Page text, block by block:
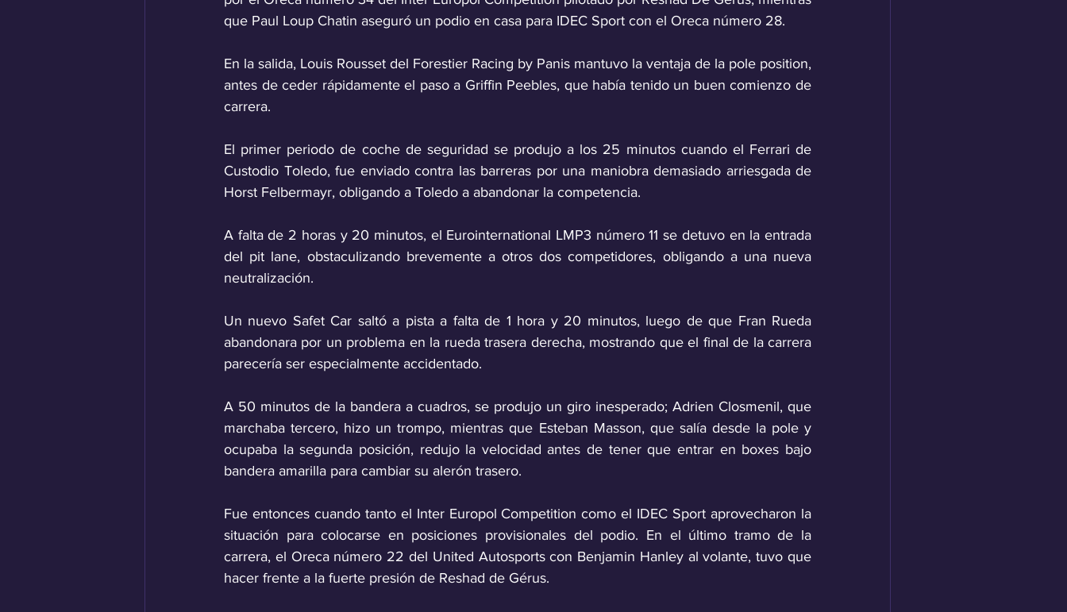
que Paul Loup Chatin aseguró un podio en casa para IDEC Sport con el Oreca número 28.
En la salida, Louis Rousset del Forestier Racing by Panis mantuvo la ventaja de la pole position,
antes de ceder rápidamente el paso a Griffin Peebles, que había tenido un buen comienzo de
carrera.
El primer periodo de coche de seguridad se produjo a los 25 minutos cuando el Ferrari de
Custodio Toledo, fue enviado contra las barreras por una maniobra demasiado arriesgada de
Horst Felbermayr, obligando a Toledo a abandonar la competencia.
A falta de 2 horas y 20 minutos, el Eurointernational LMP3 número 11 se detuvo en la entrada
del pit lane, obstaculizando brevemente a otros dos competidores, obligando a una nueva
neutralización.
Un nuevo Safet Car saltó a pista a falta de 1 hora y 20 minutos, luego de que Fran Rueda
abandonara por un problema en la rueda trasera derecha, mostrando que el final de la carrera
parecería ser especialmente accidentado.
A 50 minutos de la bandera a cuadros, se produjo un giro inesperado; Adrien Closmenil, que
marchaba tercero, hizo un trompo, mientras que Esteban Masson, que salía desde la pole y
ocupaba la segunda posición, redujo la velocidad antes de tener que entrar en boxes bajo
bandera amarilla para cambiar su alerón trasero.
Fue entonces cuando tanto el Inter Europol Competition como el IDEC Sport aprovecharon la
situación para colocarse en posiciones provisionales del podio. En el último tramo de la
carrera, el Oreca número 22 del United Autosports con Benjamin Hanley al volante, tuvo que
hacer frente a la fuerte presión de Reshad de Gérus.